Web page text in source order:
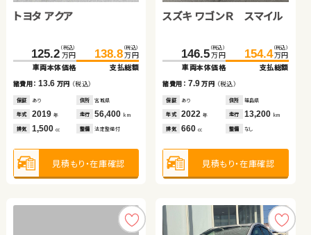
トヨタ アクア
125.2 （税込）
万円
車両本体価格
138.8 （税込）
万円
支払総額
諸費用：13.6 万円 （税込）
保証 あり 住所 宮城県
年式 2019 年 走行 56,400 km
排気 1,500 cc 整備 法定整備付
見積もり・在庫確認
スズキ ワゴンＲ スマイル
146.5 （税込）
万円
車両本体価格
154.4 （税込）
万円
支払総額
諸費用： 7.9万円 （税込）
保証 あり 住所 福島県
年式 2022年 走行 13,200 km
排気 660cc 整備 なし
見積もり・在庫確認
スズキ スイフト
157.7 （税込）
万円
車両本体価格
166.4 （税込）
万円
支払総額
諸費用：8.7万円（税込）
保証 なし 住所 岡山県
年式 2018 年 走行 37,400 km
排気 1,400 cc 整備 法定整備付
見積もり・在庫確認
ホンダ フィット ハイブリ
68.3 （税込）
万円
車両本体価格
79.5 （税込）
万円
支払総額
諸費用： 11.2万円（税込）
保証 あり 住所 埼玉県
年式 2013年 走行 55,000 km
排気 1,500 整備 法定整備付
見積もり・在庫確認
トヨタ アクア
134.9
車両本体価格
139.9 万円
支払総額
諸費用： 万円（税込）
保証 あり 住所 徳島県
年式 2020年 走行 41,100km
見積もり・在庫確認
日産 エクストレイル
370.1万円
車両本体価格
諸費用：10.1万円 （税込）
保証 あり 住所 福島県
排気 1,500cc 整備 なし